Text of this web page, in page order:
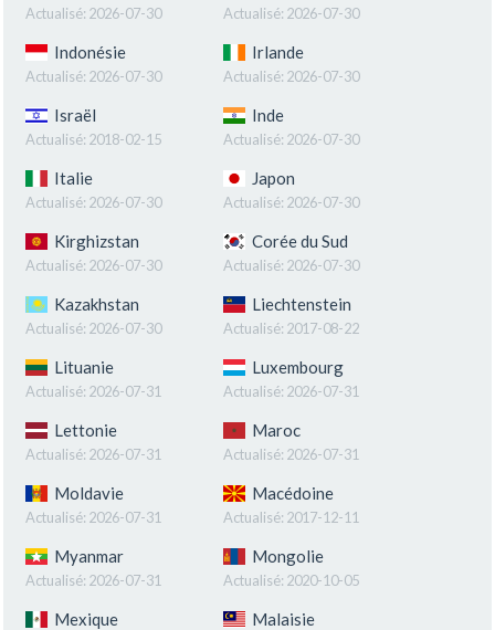
Actualisé: 2026-07-30 Actualisé: 2026-07-30
Indonésie
Actualisé: 2026-07-30
Irlande
Actualisé: 2026-07-30
Israël
Actualisé: 2018-02-15
Inde
Actualisé: 2026-07-30
Italie
Actualisé: 2026-07-30
Japon
Actualisé: 2026-07-30
Kirghizstan
Actualisé: 2026-07-30
Corée du Sud
Actualisé: 2026-07-30
Kazakhstan
Actualisé: 2026-07-30
Liechtenstein
Actualisé: 2017-08-22
Lituanie
Actualisé: 2026-07-31
Luxembourg
Actualisé: 2026-07-31
Lettonie
Actualisé: 2026-07-31
Maroc
Actualisé: 2026-07-31
Moldavie
Actualisé: 2026-07-31
Macédoine
Actualisé: 2017-12-11
Myanmar
Actualisé: 2026-07-31
Mongolie
Actualisé: 2020-10-05
Mexique Malaisie